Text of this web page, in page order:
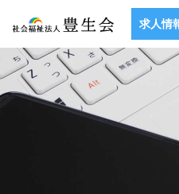
求人情